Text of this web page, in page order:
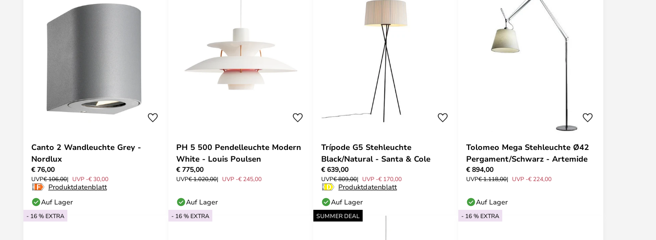
Canto 2 Wandleuchte Grey -
Nordlux
€ 76,00
UVP€ 106,00 UVP -€ 30,00
Produktdatenblatt
Auf Lager
PH 5 500 Pendelleuchte Modern
White - Louis Poulsen
€ 775,00
UVP€ 1.020,00 UVP -€ 245,00
Auf Lager
Trípode G5 Stehleuchte
Black/Natural - Santa & Cole
€ 639,00
UVP€ 809,00 UVP -€ 170,00
Produktdatenblatt
Auf Lager
Tolomeo Mega Stehleuchte Ø42
Pergament/Schwarz - Artemide
€ 894,00
UVP€ 1.118,00 UVP -€ 224,00
Auf Lager
- 16 % EXTRA - 16 % EXTRA SUMMER DEAL - 16 % EXTRA